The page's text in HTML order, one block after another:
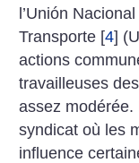
l’Unión
Transporte [4]
actions
travailleuses
assez modérée.
syndicat où les
influence